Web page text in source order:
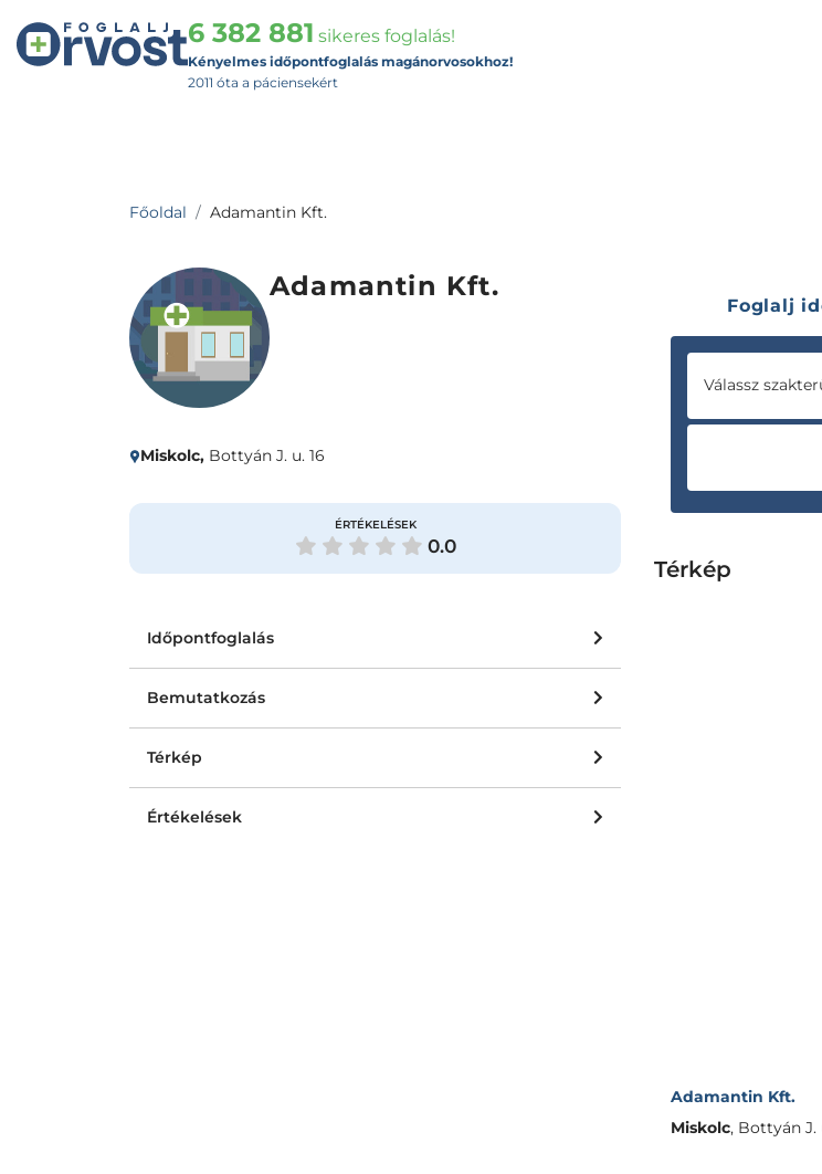
6 382 881 sikeres foglalás!
Kényelmes időpontfoglalás magánorvosokhoz!
2011 óta a páciensekért
Főoldal Adamantin Kft.
Adamantin Kft.
ÉRTÉKELÉSEK
0.0
Miskolc, Bottyán J. u. 16
Időpontfoglalás
Bemutatkozás
Térkép
Értékelések
Foglalj
Válassz
Térkép
Adamantin Kft.
Miskolc, Bottyán J.